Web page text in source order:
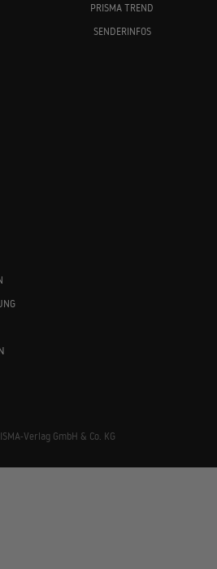
PRISMA TREND
SENDERINFOS
Verlag GmbH & Co. KG